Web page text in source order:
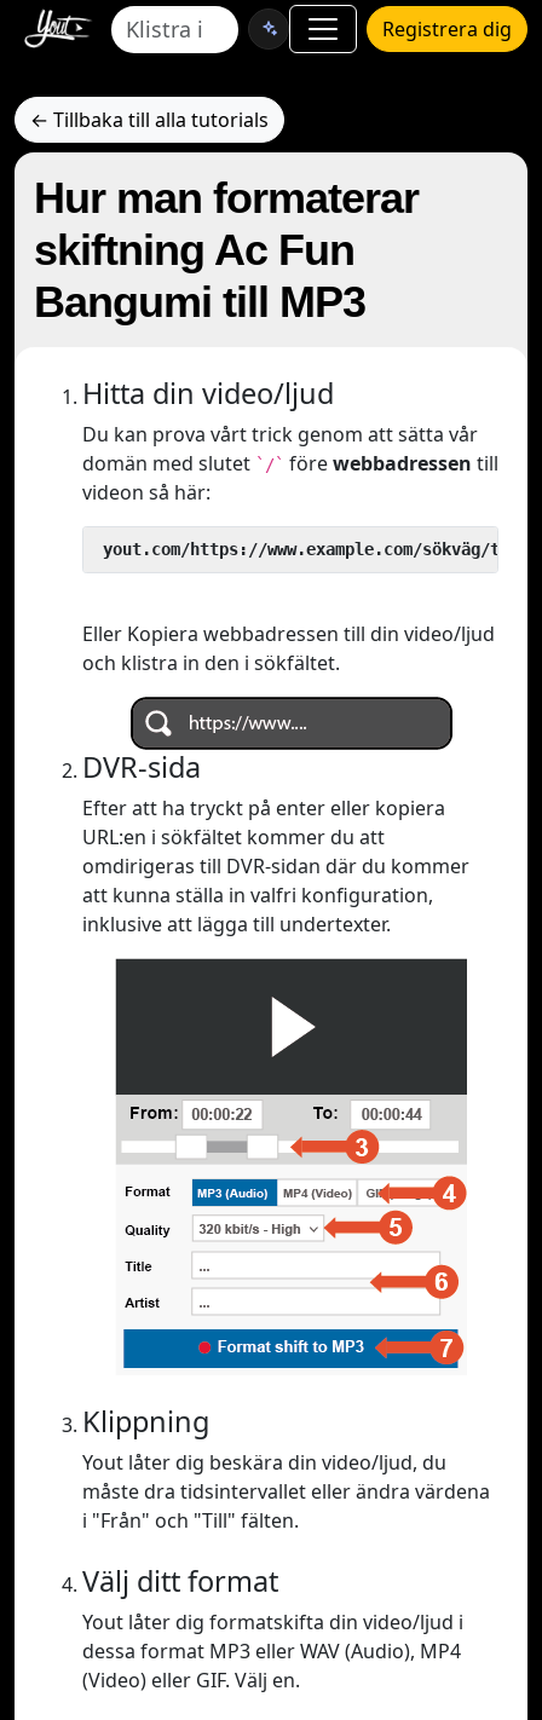
Registrera dig
← Tillbaka till alla tutorials
Hur man formaterar
skiftning Ac Fun
Bangumi till MP3
Hitta din video/ljud
Du kan prova vårt trick genom att sätta vår
domän med slutet `/` förewebbadressen till
videon så här:
yout.com/https://www.example.com/sökväg/till/
Eller Kopiera webbadressen till din video/ljud
och klistra in den i sökfältet.
DVR-sida
Efter att ha tryckt på enter eller kopiera
URL:en i sökfältet kommer du att
omdirigeras till DVR-sidan där du kommer
att kunna ställa in valfri konfiguration,
inklusive att lägga till undertexter.
Klippning
Yout låter dig beskära din video/ljud, du
måste dra tidsintervallet eller ändra värdena
i "Från" och "Till" fälten.
Välj ditt format
Yout låter dig formatskifta din video/ljud i
dessa format MP3 eller WAV (Audio), MP4
(Video) eller GIF. Välj en.